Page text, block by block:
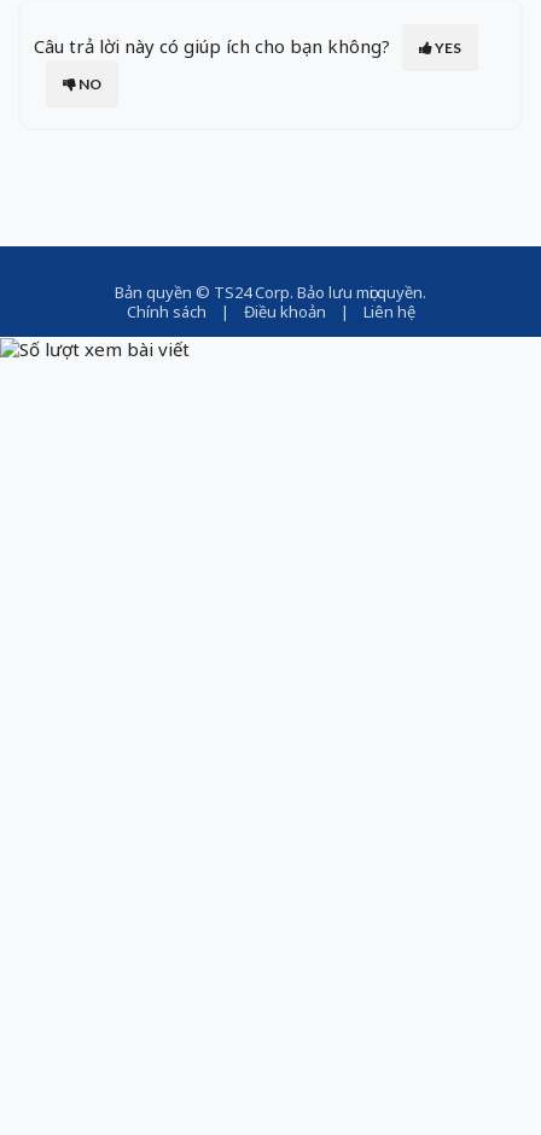
Câu trả lời này có giúp ích cho bạn không?
YES
NO
Bản quyền © TS24 Corp. Bảo lưu mọi quyền.
Chính sách | Điều khoản | Liên hệ